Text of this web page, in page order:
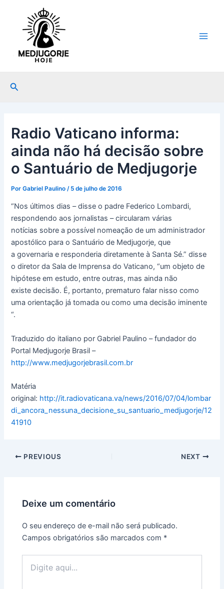
conteúdo
Pesquisar
Radio Vaticano informa:
ainda não há decisão sobre
o Santuário de Medjugorje
PorGabriel Paulino/ 5 de julho de 2016
“Nos últimos dias – disse o padre Federico Lombardi,
respondendo aos jornalistas – circularam várias
notícias sobre a possível nomeação de um administrador
apostólico para o Santuário de Medjugorje, que
a governaria e responderia diretamente à Santa Sé.” disse
o diretor da Sala de Imprensa do Vaticano, “um objeto de
hipótese em estudo, entre outras, mas ainda não
existe decisão. É, portanto, prematuro falar nisso como
uma orientação já tomada ou como uma decisão iminente
“.
Traduzido do italiano por Gabriel Paulino – fundador do
Portal Medjugorje Brasil –
http://www.medjugorjebrasil.com.br
Matéria
original: http://it.radiovaticana.va/news/2016/07/04/lombar
di_ancora_nessuna_decisione_su_santuario_medjugorje/12
41910
navigation
PREVIOUS NEXT
Deixe um comentário
O seu endereço de e-mail não será publicado.
Campos obrigatórios são marcados com *
aqui...